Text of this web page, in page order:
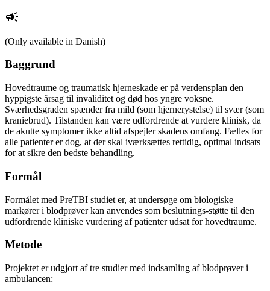
(Only available in Danish)
Baggrund
Hovedtraume og traumatisk hjerneskade er på verdensplan den
hyppigste årsag til invaliditet og død hos yngre voksne.
Sværhedsgraden spænder fra mild (som hjernerystelse) til svær (som
kraniebrud). Tilstanden kan være udfordrende at vurdere klinisk, da
de akutte symptomer ikke altid afspejler skadens omfang. Fælles for
alle patienter er dog, at der skal iværksættes rettidig, optimal indsats
for at sikre den bedste behandling.
Formål
Formålet med PreTBI studiet er, at undersøge om biologiske
markører i blodprøver kan anvendes som beslutnings-støtte til den
udfordrende kliniske vurdering af patienter udsat for hovedtraume.
Metode
Projektet er udgjort af tre studier med indsamling af blodprøver i
ambulancen: